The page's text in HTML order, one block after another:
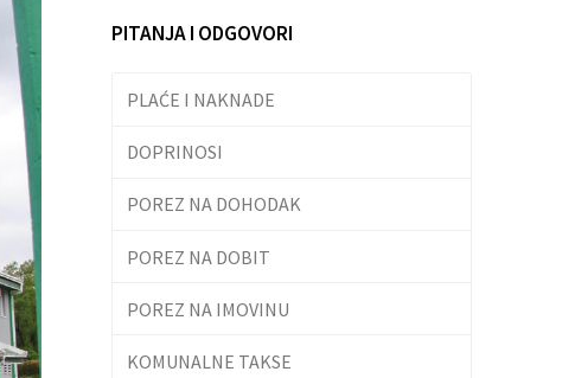
PITANJA I ODGOVORI
PLAĆE I NAKNADE
DOPRINOSI
POREZ NA DOHODAK
POREZ NA DOBIT
POREZ NA IMOVINU
KOMUNALNE TAKSE